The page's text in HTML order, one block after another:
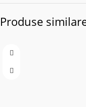
Produse